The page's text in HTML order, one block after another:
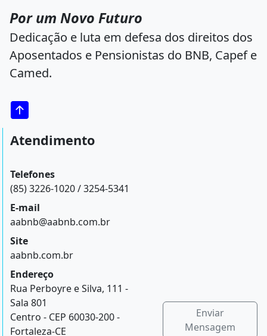
Por um Novo Futuro
Dedicação e luta em defesa dos direitos dos
Aposentados e Pensionistas do BNB, Capef e
Camed.
Atendimento
Telefones
(85) 3226-1020 / 3254-5341
E-mail
aabnb@aabnb.com.br
Site
aabnb.com.br
Endereço
Rua Perboyre e Silva, 111 -
Sala 801
Centro - CEP 60030-200 -
Fortaleza-CE
Enviar
Mensagem